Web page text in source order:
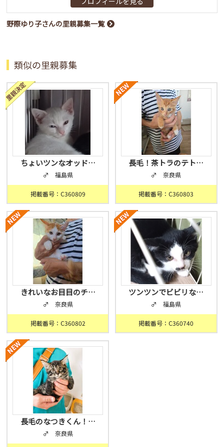
野際ゆり子さんの里親募集一覧
類似の里親募集
ちょいツンなオッド…
♂ 福島県
掲載番号：C360809
長毛！茶トラのテト…
♂ 奈良県
掲載番号：C360803
きれいなお目目のチ…
♂ 奈良県
掲載番号：C360802
ツンツンでビビリな…
♂ 福島県
掲載番号：C360740
長毛のなつきくん！…
♂ 奈良県